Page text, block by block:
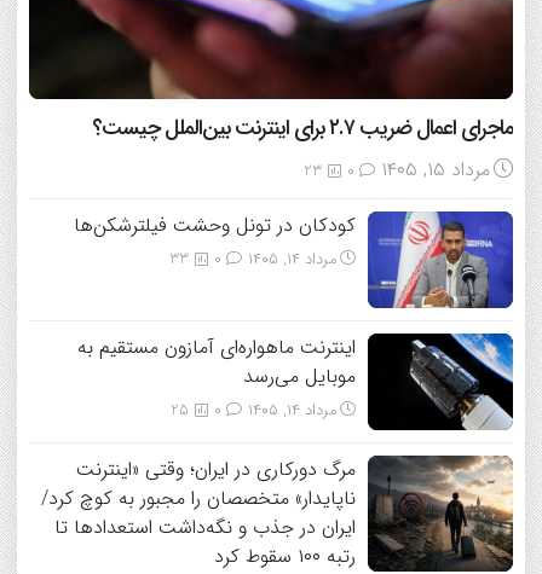
ماجرای اعمال ضریب ۲.۷ برای اینترنت بین‌الملل چیست؟
مرداد ۱۵, ۱۴۰۵ 23
کودکان در تونل وحشت فیلترشکن‌ها
مرداد ۱۴, ۱۴۰۵ 33
اینترنت ماهواره‌ای آمازون مستقیم به
موبایل می‌رسد
مرداد ۱۴, ۱۴۰۵ 25
مرگ دورکاری در ایران؛ وقتی «اینترنت
ناپایدار» متخصصان را مجبور به کوچ کرد/
ایران در جذب و نگه‌داشت استعدادها تا
رتبه ۱۰۰ سقوط کرد